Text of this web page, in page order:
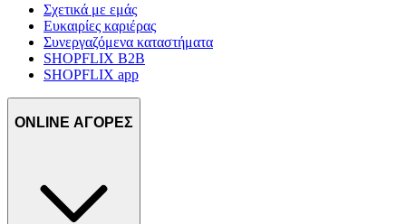
Σχετικά με εμάς
Ευκαιρίες καριέρας
Συνεργαζόμενα καταστήματα
SHOPFLIX B2B
SHOPFLIX app
ONLINE ΑΓΟΡΕΣ